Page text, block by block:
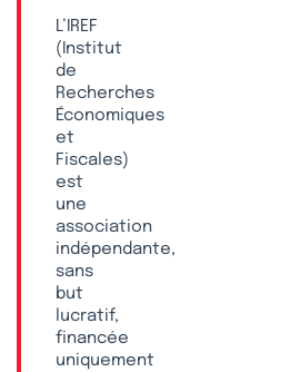
L’IREF
(Institut
de
Recherches
Économiques
et
Fiscales)
est
une
association
indépendante,
sans
but
lucratif,
financée
uniquement